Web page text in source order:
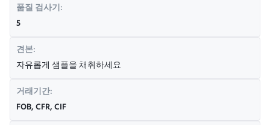
품질 검사기:
5
견본:
자유롭게 샘플을 채취하세요
거래기간:
FOB, CFR, CIF